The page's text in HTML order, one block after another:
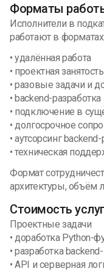
Форматы
Исполнители в
работают в форматах:
• удалённая работа
• проектная занятость
• разовые задачи и
• backend-
• подключение в
• долгосрочное
• аутсорсинг
• техническая
Формат
архитектуры, объём
Стоимость
Проектные задачи
• доработка Python-
• разработка
• API и серверная